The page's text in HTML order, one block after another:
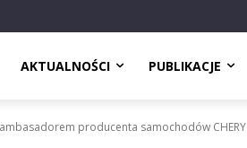
AKTUALNOŚCI PUBLIKACJE
producenta samochodów CHERY